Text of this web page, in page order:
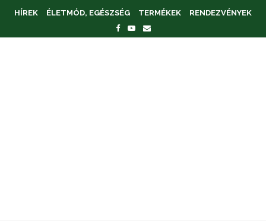
HÍREK ÉLETMÓD, EGÉSZSÉG TERMÉKEK RENDEZVÉNYEK